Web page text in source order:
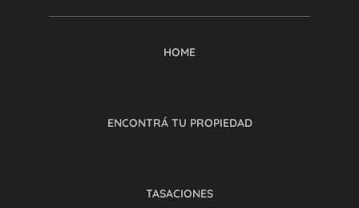
HOME
ENCONTRÁ TU PROPIEDAD
TASACIONES